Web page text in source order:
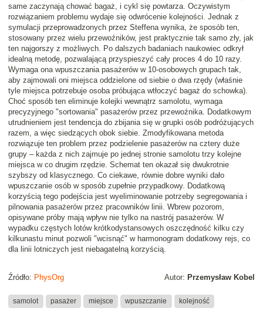
same zaczynają chować bagaż, i cykl się powtarza. Oczywistym
rozwiązaniem problemu wydaje się odwrócenie kolejności. Jednak z
symulacji przeprowadzonych przez Steffena wynika, że sposób ten,
stosowany przez wielu przewoźników, jest praktycznie tak samo zły, jak
ten najgorszy z możliwych. Po dalszych badaniach naukowiec odkrył
idealną metodę, pozwalającą przyspieszyć cały proces 4 do 10 razy.
Wymaga ona wpuszczania pasażerów w 10-osobowych grupach tak,
aby zajmowali oni miejsca oddzielone od siebie o dwa rzędy (właśnie
tyle miejsca potrzebuje osoba próbująca wtłoczyć bagaż do schowka).
Choć sposób ten eliminuje kolejki wewnątrz samolotu, wymaga
precyzyjnego "sortowania" pasażerów przez przewoźnika. Dodatkowym
utrudnieniem jest tendencja do zbijania się w grupki osób podróżujących
razem, a więc siedzących obok siebie. Zmodyfikowana metoda
rozwiązuje ten problem przez podzielenie pasażerów na cztery duże
grupy – każda z nich zajmuje po jednej stronie samolotu trzy kolejne
miejsca w co drugim rzędzie. Schemat ten okazał się dwukrotnie
szybszy od klasycznego. Co ciekawe, równie dobre wyniki dało
wpuszczanie osób w sposób zupełnie przypadkowy. Dodatkową
korzyścią tego podejścia jest wyeliminowanie potrzeby segregowania i
pilnowania pasażerów przez pracowników linii. Wbrew pozorom,
opisywane próby mają wpływ nie tylko na nastrój pasażerów. W
wypadku częstych lotów krótkodystansowych oszczędność kilku czy
kilkunastu minut pozwoli "wcisnąć" w harmonogram dodatkowy rejs , co
dla linii lotniczych jest niebagatelną korzyścią.
Autor: Przemysław Kobel
Źródło: PhysOrg
samolot pasażer miejsce wpuszczanie kolejność